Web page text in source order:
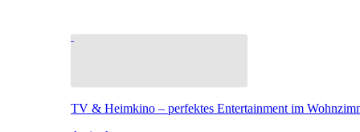
TV & Heimkino – perfektes Entertainment im